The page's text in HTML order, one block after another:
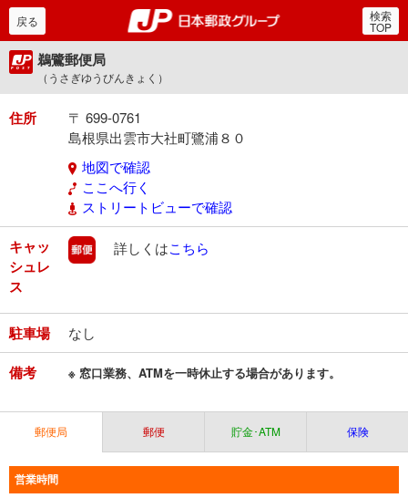
郵便局・日本郵政グルー
戻る 検索
TOP
鵜鷺郵便局
（うさぎゆうびんきょく）
住所
〒 699-0761
島根県出雲市大社町鷺浦８０
地図で確認
ここへ行く
ストリートビューで確認
キャッ
シュレ
ス
郵便
詳しくはこちら
駐車場 なし
備考 ※ 窓口業務、ATMを一時休止する場合があります。
郵便局 郵便 貯金･ATM 保険
営業時間